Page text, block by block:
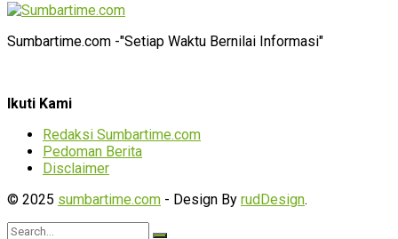
Sumbartime.com -"Setiap Waktu Bernilai Informasi"
Ikuti Kami
Redaksi Sumbartime.com
Pedoman Berita
Disclaimer
© 2025 sumbartime.com - Design By rudDesign.